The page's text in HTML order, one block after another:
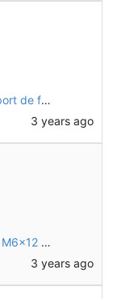
Ajout d'une image pour le montage du support de frein arrière CHO34
3 years ago
Correction du nom affiché pour les boulons M6x12 (anciennement M6x14)
3 years ago